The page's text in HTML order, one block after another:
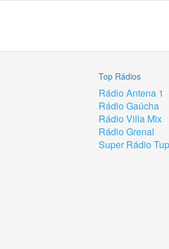
Top Rádios
Rádio Antena 1
Rádio Gaúcha
Rádio Villa Mix
Rádio Grenal
Super Rádio